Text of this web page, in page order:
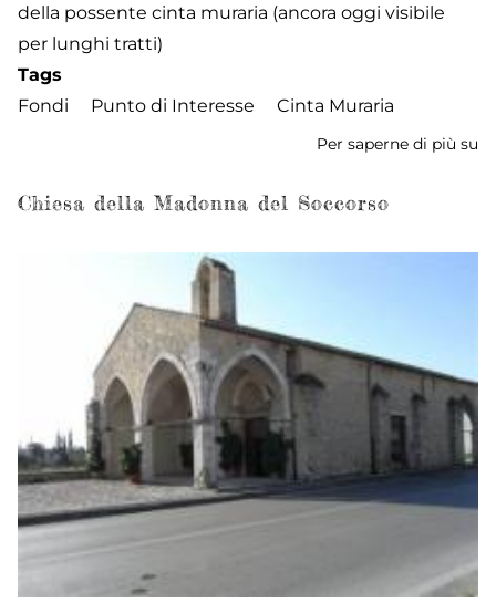
della possente cinta muraria (ancora oggi visibile
per lunghi tratti)
Tags
Fondi
Punto di Interesse Cinta Muraria
Per saperne di più su
Chiesa della Madonna del Soccorso